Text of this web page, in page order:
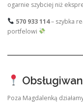
ogarnie szybciej niż
570 933 114– szybka
portfelowi
Poza Magdalenką